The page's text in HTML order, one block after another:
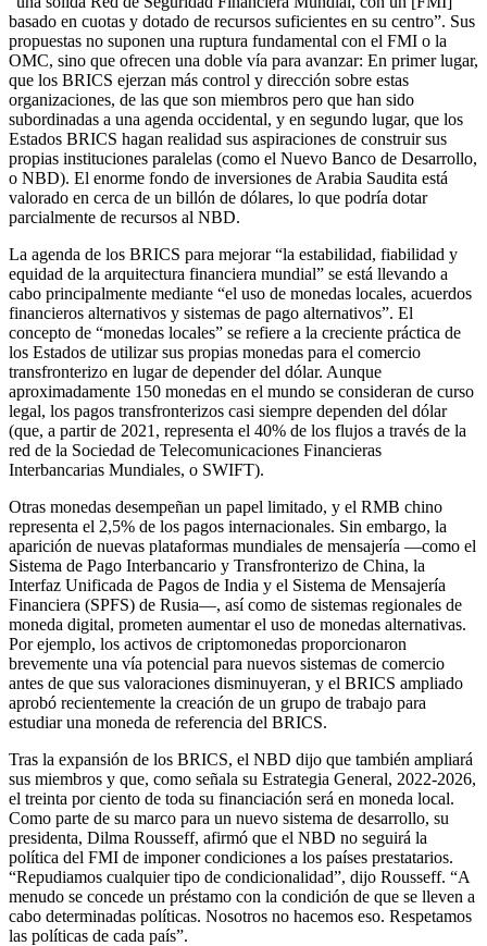
basado en cuotas y dotado de recursos suficientes en su centro”. Sus
propuestas no suponen una ruptura fundamental con el FMI o la
OMC, sino que ofrecen una doble vía para avanzar: En primer lugar,
que los BRICS ejerzan más control y dirección sobre estas
organizaciones, de las que son miembros pero que han sido
subordinadas a una agenda occidental, y en segundo lugar, que los
Estados BRICS hagan realidad sus aspiraciones de construir sus
propias instituciones paralelas (como el Nuevo Banco de Desarrollo,
o NBD). El enorme fondo de inversiones de Arabia Saudita está
valorado en cerca de un billón de dólares, lo que podría dotar
parcialmente de recursos al NBD.
La agenda de los BRICS para mejorar “la estabilidad, fiabilidad y
equidad de la arquitectura financiera mundial” se está llevando a
cabo principalmente mediante “el uso de monedas locales, acuerdos
financieros alternativos y sistemas de pago alternativos”. El
concepto de “monedas locales” se refiere a la creciente práctica de
los Estados de utilizar sus propias monedas para el comercio
transfronterizo en lugar de depender del dólar. Aunque
aproximadamente 150 monedas en el mundo se consideran de curso
legal, los pagos transfronterizos casi siempre dependen del dólar
(que, a partir de 2021, representa el 40% de los flujos a través de la
red de la Sociedad de Telecomunicaciones Financieras
Interbancarias Mundiales, o SWIFT).
Otras monedas desempeñan un papel limitado, y el RMB chino
representa el 2,5% de los pagos internacionales. Sin embargo, la
aparición de nuevas plataformas mundiales de mensajería —como el
Sistema de Pago Interbancario y Transfronterizo de China, la
Interfaz Unificada de Pagos de India y el Sistema de Mensajería
Financiera (SPFS) de Rusia—, así como de sistemas regionales de
moneda digital, prometen aumentar el uso de monedas alternativas.
Por ejemplo, los activos de criptomonedas proporcionaron
brevemente una vía potencial para nuevos sistemas de comercio
antes de que sus valoraciones disminuyeran, y el BRICS ampliado
aprobó recientemente la creación de un grupo de trabajo para
estudiar una moneda de referencia del BRICS.
Tras la expansión de los BRICS, el NBD dijo que también ampliará
sus miembros y que, como señala su Estrategia General, 2022-2026,
el treinta por ciento de toda su financiación será en moneda local.
Como parte de su marco para un nuevo sistema de desarrollo, su
presidenta, Dilma Rousseff, afirmó que el NBD no seguirá la
política del FMI de imponer condiciones a los países prestatarios.
“Repudiamos cualquier tipo de condicionalidad”, dijo Rousseff. “A
menudo se concede un préstamo con la condición de que se lleven a
cabo determinadas políticas. Nosotros no hacemos eso. Respetamos
las políticas de cada país”.